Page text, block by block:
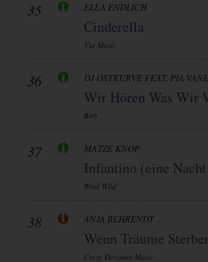
35 ELLA ENDLICH
Cinderella
Via Music
36 DJ OSTKURVE FEAT. PIA
Wir Hören Was Wir
B46
37 MATZE KNOP
Infantino (eine
Wird Wild
38 ANJA BEHRENDT
Wenn Träume
Crazy Devision Music